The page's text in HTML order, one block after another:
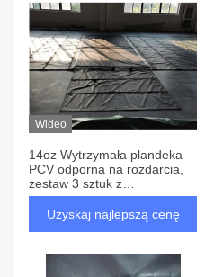
Wideo
14oz Wytrzymała plandeka
PCV odporna na rozdarcia,
zestaw 3 sztuk z
opuszczeniem 6 stóp do
zabezpieczenia i ochrony
ładunku na przyczepie
Uzyskaj najlepszą cenę